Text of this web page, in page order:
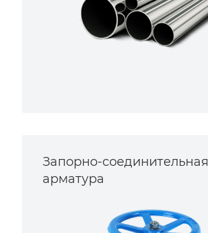
Запорно-соединительная
арматура